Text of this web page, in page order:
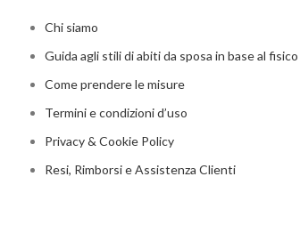
Chi siamo
Guida agli stili di abiti da sposa in base al fisico
Come prendere le misure
Termini e condizioni d’uso
Privacy & Cookie Policy
Resi, Rimborsi e Assistenza Clienti